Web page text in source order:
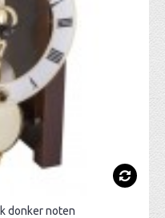
donker noten